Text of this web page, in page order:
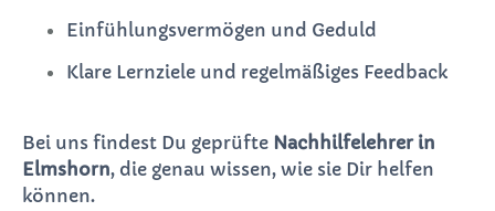
Einfühlungsvermögen und Geduld
Klare Lernziele und regelmäßiges Feedback
Bei uns findest Du geprüfte Nachhilfelehrer in
Elmshorn, die genau wissen, wie sie Dir helfen
können.